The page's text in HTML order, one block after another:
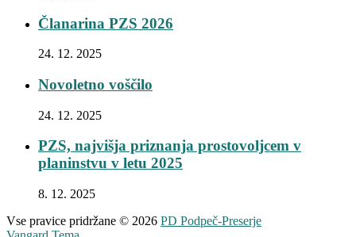
Članarina PZS 2026
24. 12. 2025
Novoletno voščilo
24. 12. 2025
PZS, najvišja priznanja prostovoljcem v
planinstvu v letu 2025
8. 12. 2025
Vse pravice pridržane © 2026 PD Podpeč-Preserje